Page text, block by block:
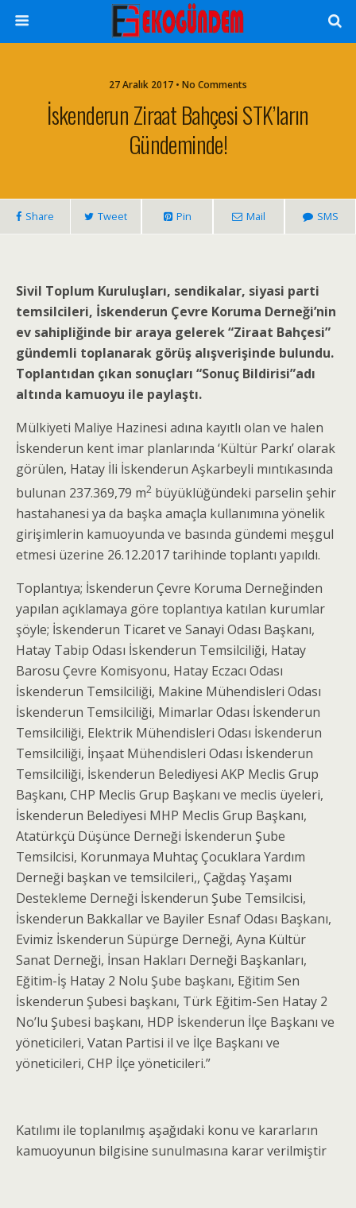
27 Aralık 2017 • No Comments
İskenderun Ziraat Bahçesi STK’ların
Gündeminde!
Share Tweet Pin Mail SMS
Sivil Toplum Kuruluşları, sendikalar, siyasi parti
temsilcileri, İskenderun Çevre Koruma Derneği’nin
ev sahipliğinde bir araya gelerek “Ziraat Bahçesi”
gündemli toplanarak görüş alışverişinde bulundu.
Toplantıdan çıkan sonuçları “Sonuç Bildirisi”adı
altında kamuoyu ile paylaştı.
Mülkiyeti Maliye Hazinesi adına kayıtlı olan ve halen
İskenderun kent imar planlarında ‘Kültür Parkı’ olarak
görülen, Hatay İli İskenderun Aşkarbeyli mıntıkasında
bulunan 237.369,79 m2 büyüklüğündeki parselin şehir
hastahanesi ya da başka amaçla kullanımına yönelik
girişimlerin kamuoyunda ve basında gündemi meşgul
etmesi üzerine 26.12.2017 tarihinde toplantı yapıldı.
Toplantıya; İskenderun Çevre Koruma Derneğinden
yapılan açıklamaya göre toplantıya katılan kurumlar
şöyle; İskenderun Ticaret ve Sanayi Odası Başkanı,
Hatay Tabip Odası İskenderun Temsilciliği, Hatay
Barosu Çevre Komisyonu, Hatay Eczacı Odası
İskenderun Temsilciliği, Makine Mühendisleri Odası
İskenderun Temsilciliği, Mimarlar Odası İskenderun
Temsilciliği, Elektrik Mühendisleri Odası İskenderun
Temsilciliği, İnşaat Mühendisleri Odası İskenderun
Temsilciliği, İskenderun Belediyesi AKP Meclis Grup
Başkanı, CHP Meclis Grup Başkanı ve meclis üyeleri,
İskenderun Belediyesi MHP Meclis Grup Başkanı,
Atatürkçü Düşünce Derneği İskenderun Şube
Temsilcisi, Korunmaya Muhtaç Çocuklara Yardım
Derneği başkan ve temsilcileri,, Çağdaş Yaşamı
Destekleme Derneği İskenderun Şube Temsilcisi,
İskenderun Bakkallar ve Bayiler Esnaf Odası Başkanı,
Evimiz İskenderun Süpürge Derneği, Ayna Kültür
Sanat Derneği, İnsan Hakları Derneği Başkanları,
Eğitim-İş Hatay 2 Nolu Şube başkanı, Eğitim Sen
İskenderun Şubesi başkanı, Türk Eğitim-Sen Hatay 2
No’lu Şubesi başkanı, HDP İskenderun İlçe Başkanı ve
yöneticileri, Vatan Partisi il ve İlçe Başkanı ve
yöneticileri, CHP İlçe yöneticileri.”
Katılımı ile toplanılmış aşağıdaki konu ve kararların
kamuoyunun bilgisine sunulmasına karar verilmiştir